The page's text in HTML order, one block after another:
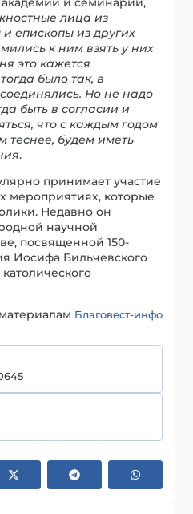
лица из
епископы из других
к ним взять у них
это кажется
было так, в
Но не надо
быть в согласии и
что с каждым годом
теснее, будем иметь
.
принимает участие
мероприятиях, которые
Недавно он
научной
посвященной 150-
Иосифа Бильчевского
католического
Благовест-инфо